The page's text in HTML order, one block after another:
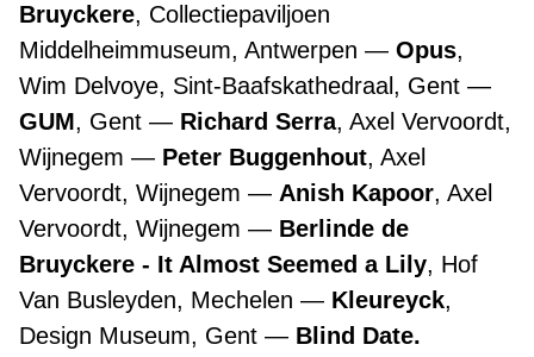
Bruyckere, Collectiepaviljoen
Middelheimmuseum, Antwerpen
Opus,
Wim Delvoye, Sint-Baafskathedraal, Gent
GUM, Gent Richard Serra, Axel Vervoordt,
Wijnegem
Peter Buggenhout, Axel
Vervoordt, Wijnegem
Anish Kapoor, Axel
Vervoordt, Wijnegem
Berlinde de
Bruyckere - It Almost Seemed a Lily, Hof
Van Busleyden, Mechelen
Kleureyck,
Design Museum, Gent
Blind Date.